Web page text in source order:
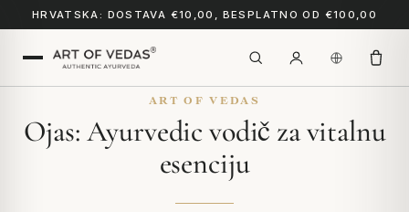
HRVATSKA: DOSTAVA €10,00, BESPLATNO OD €100,00
ART OF VEDAS
Ojas: Ayurvedic vodič za vitalnu
esenciju